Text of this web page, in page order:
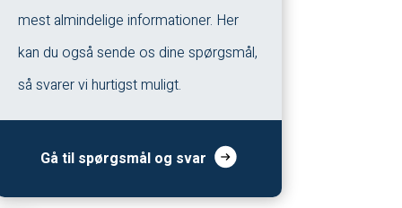
mest almindelige informationer. Her
kan du også sende os dine spørgsmål,
så svarer vi hurtigst muligt.
Gå til spørgsmål og svar